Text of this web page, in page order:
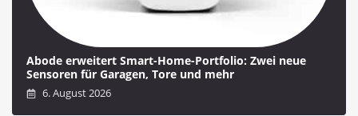
Abode erweitert Smart-Home-Portfolio: Zwei neue
Sensoren für Garagen, Tore und mehr
6. August 2026